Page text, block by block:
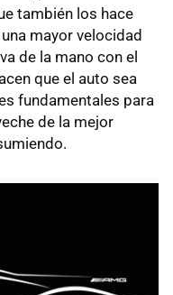
también los hace
mayor velocidad
de la mano con el
que el auto sea
fundamentales para
de la mejor